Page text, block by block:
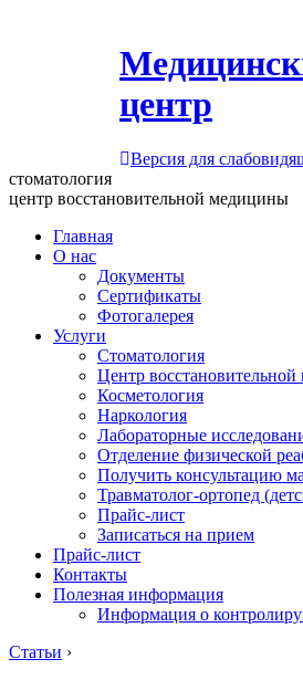
центр
Версия для
стоматология
центр восстановительной медицины
Главная
О нас
Документы
Сертификаты
Фотогалерея
Услуги
Стоматология
Центр
Косметология
Наркология
Лабораторные
Отделение физической
Получить консультацию
Травматолог-ортопед
Прайс-лист
Записаться на прием
Прайс-лист
Контакты
Полезная информация
Информация о
Статьи ›